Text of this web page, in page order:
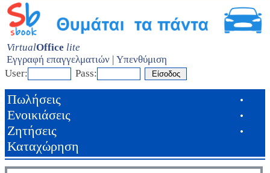
VirtualOffice lite
Εγγραφή επαγγελματιών | Υπενθύμιση
User:
Pass:
Πωλήσεις •
Ενοικιάσεις •
Ζητήσεις •
Καταχώρηση